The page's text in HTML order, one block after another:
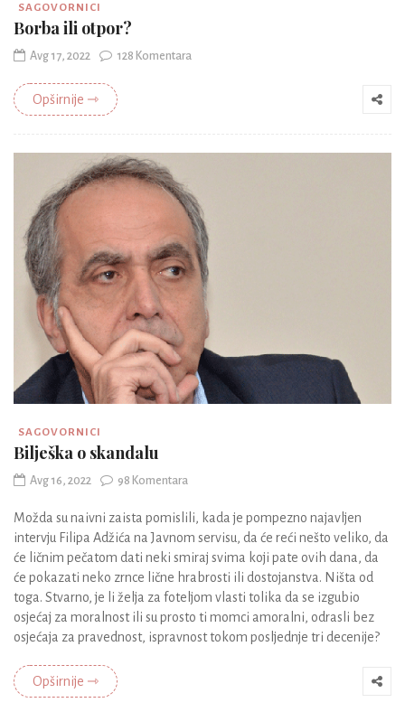
SAGOVORNICI
Borba ili otpor?
Avg 17, 2022 128 Komentara
Opširnije ⇾
SAGOVORNICI
Bilješka o skandalu
Avg 16, 2022 98 Komentara
Možda su naivni zaista pomislili, kada je pompezno najavljen
intervju Filipa Adžića na Javnom servisu, da će reći nešto veliko, da
će ličnim pečatom dati neki smiraj svima koji pate ovih dana, da
će pokazati neko zrnce lične hrabrosti ili dostojanstva. Ništa od
toga. Stvarno, je li želja za foteljom vlasti tolika da se izgubio
osjećaj za moralnost ili su prosto ti momci amoralni, odrasli bez
osjećaja za pravednost, ispravnost tokom posljednje tri decenije?
Opširnije ⇾